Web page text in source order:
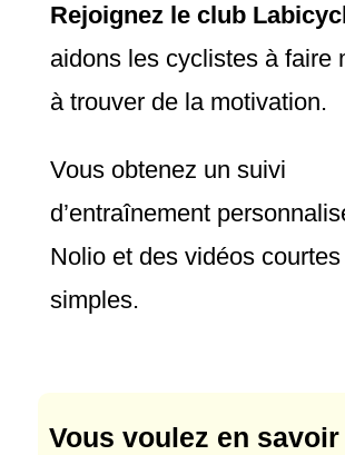
Rejoignez le club
aidons les cyclistes à faire
à trouver de la motivation.
Vous obtenez un suivi
d’entraînement
Nolio et des vidéos
simples.
Vous voulez en